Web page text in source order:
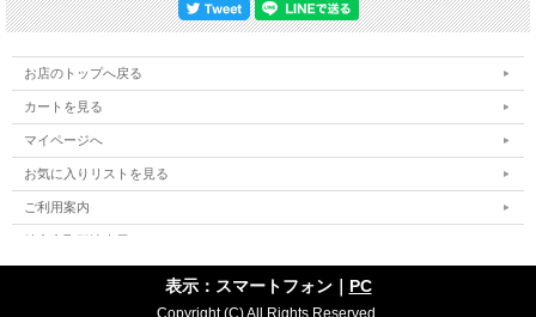
31st July 2023 20. Council Skies 21. Open The Door, See What You Find 22. We're
On Our Way Now 23. The Importance Of Being Idle 24. Little By Little PRO-SHOT
お店のトップへ戻る
カートを見る
マイページへ
お気に入りリストを見る
ご利用案内
特定商取引法表示
表示：スマートフォン｜ PC
Copyright (C) All Rights Reserved.